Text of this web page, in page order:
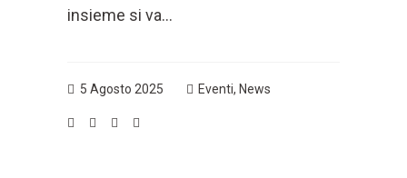
insieme si va...
5 Agosto 2025 Eventi, News